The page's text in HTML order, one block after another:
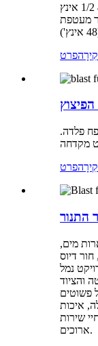
והקטן ביותר עבור מעטפת של 114 מ"מ (4 1/2 אינץ
מעטפת
פרט
פלדה.
פרט
התנור
מים,
דיוס
והציוד
איכות
שירות
ארוכים.